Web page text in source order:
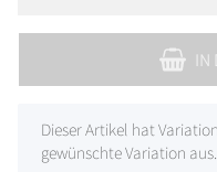
xDieser Artikel hat
gewünschte Variation aus.